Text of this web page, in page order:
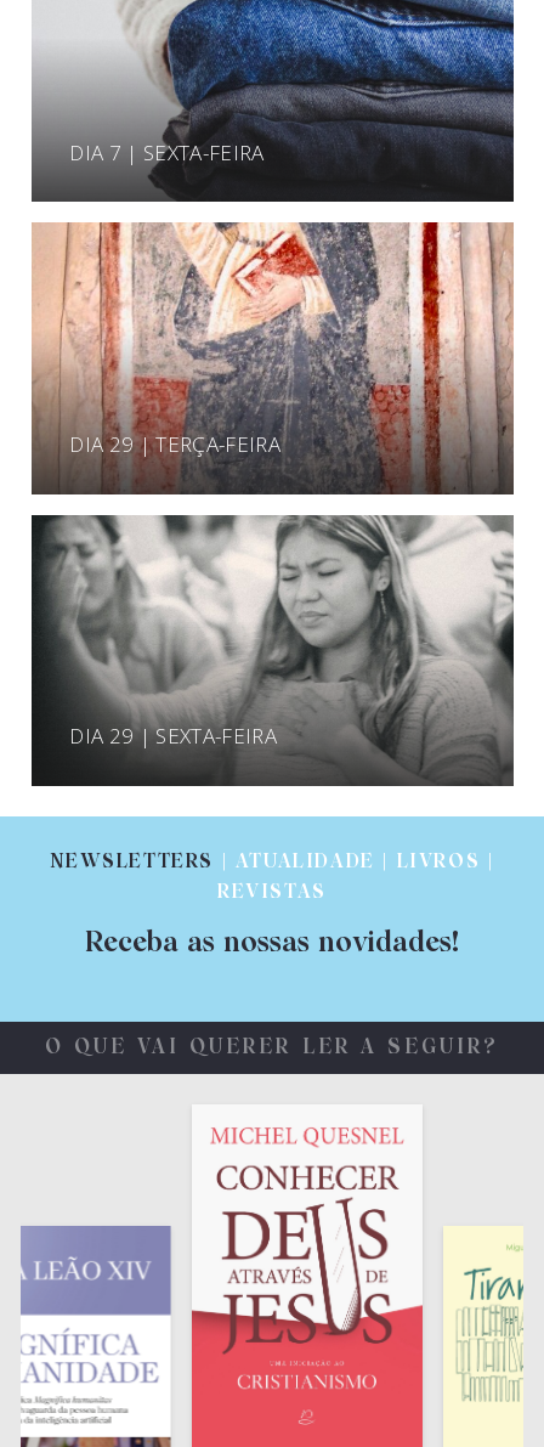
DIA 7 | SEXTA-FEIRA
DIA 29 | TERÇA-FEIRA
DIA 29 | SEXTA-FEIRA
NEWSLETTERS
| ATUALIDADE | LIVROS |
REVISTAS
Receba as nossas novidades!
O QUE VAI QUERER LER A SEGUIR?